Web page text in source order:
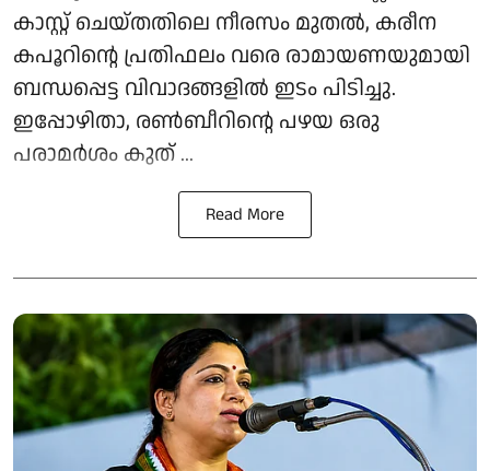
കാസ്റ്റ് ചെയ്തതിലെ നീരസം മുതൽ, കരീന
കപൂറിന്റെ പ്രതിഫലം വരെ രാമായണയുമായി
ബന്ധപ്പെട്ട വിവാദങ്ങളിൽ ഇടം പിടിച്ചു.
ഇപ്പോഴിതാ, രൺബീറിന്റെ പഴയ ഒരു
പരാമർശം കുത് ...
Read More